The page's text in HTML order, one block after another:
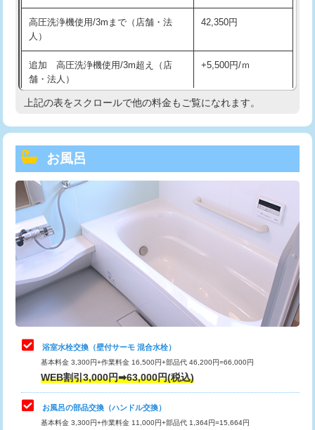
高圧洗浄機使用/3mまで（店舗・法
人）
42,350円
追加 高圧洗浄機使用/3m超え（店
舗・法人）
+5,500円/ｍ
高度高圧洗浄換 現地調査
トーラー機使用/3mまで
追加トーラー機使用/3m超え
カメラ調査 33,000円
桝清掃 8,800円
止水・漏水調査・防水処理・清掃・修
理・調整・分解・加工など（軽作業）
止水・漏水調査・防水処理・清掃・修
理・調整・分解・加工など（中作業）
22,000円
止水・漏水調査・防水処理・清掃・修
理・調整・分解・加工など（重作業）
33,000円
トイレタンク脱着
上記の表をスクロールで他の料金もご覧になれます。
お風呂
浴室水栓交換（壁付サーモ 混合水栓）
基本料金 3,300円+作業料金 16,500円+部品代 46,200円=66,000円
WEB割引3,000円➡63,000円(税込)
お風呂の部品交換（ハンドル交換）
基本料金 3,300円+作業料金 11,000円+部品代 1,364円=15,664円